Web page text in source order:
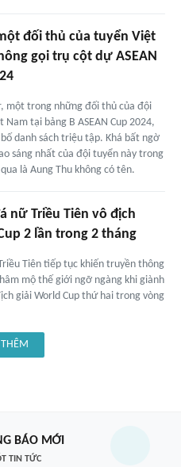
đối thủ của tuyển Việt
gọi trụ cột dự ASEAN
một trong những đối thủ của đội
Nam tại bảng B ASEAN Cup 2024,
danh sách triệu tập. Khá bất ngờ
sáng nhất của đội tuyển này trong
là Aung Thu không có tên.
nữ Triều Tiên vô địch
2 lần trong 2 tháng
Tiên tiếp tục khiến truyền thông
mộ thế giới ngỡ ngàng khi giành
giải World Cup thứ hai trong vòng
BÁO MỚI
TIN TỨC